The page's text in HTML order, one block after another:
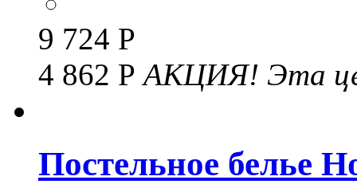
9 724 Р
4 862 РАКЦИЯ! Эта
Постельное белье